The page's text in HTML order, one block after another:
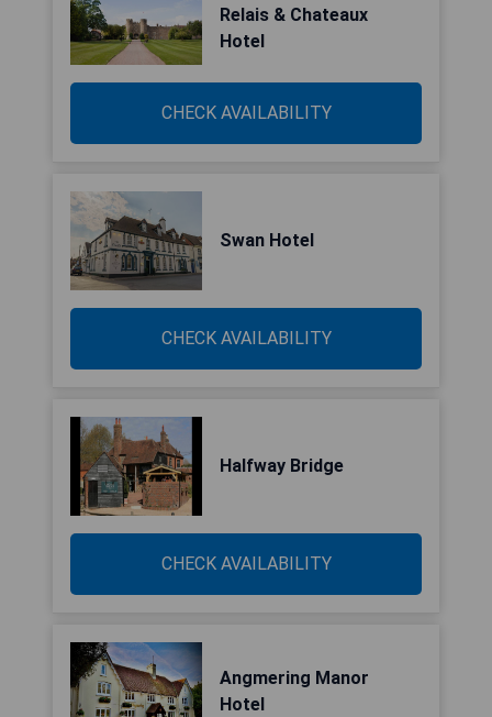
Relais & Chateaux
Hotel
CHECK AVAILABILITY
Swan Hotel
CHECK AVAILABILITY
Halfway Bridge
CHECK AVAILABILITY
Angmering Manor
Hotel